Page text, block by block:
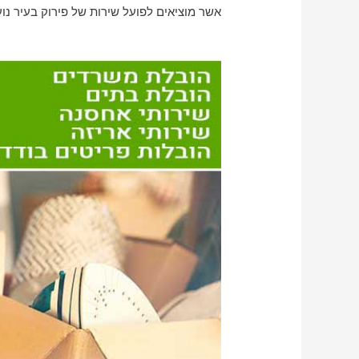
אשר מוציאים לפועל שירות של פירוק בעיר